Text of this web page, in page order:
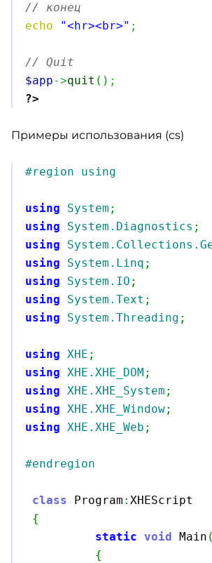
// конец
echo
"<hr><br>" ;
// Quit
$app->quit ( ) ;
?>
Примеры использования (cs)
#region using
using System ;
using
System.Diagnostics ;
using
using
System.Linq ;
using
System.IO ;
using
System.Text ;
using
System.Threading ;
using XHE ;
using XHE.XHE_DOM ;
using XHE.XHE_System ;
using XHE.XHE_Window;
using XHE.XHE_Web ;
#endregion
class Program : XHEScript
{
static void Main (
{